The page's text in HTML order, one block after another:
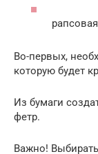
Во-первых,
которую будет
Из бумаги
фетр.
Важно!